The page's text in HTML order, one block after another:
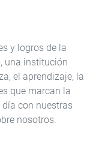
y logros de la
una institución
el aprendizaje, la
que marcan la
con nuestras
nosotros.